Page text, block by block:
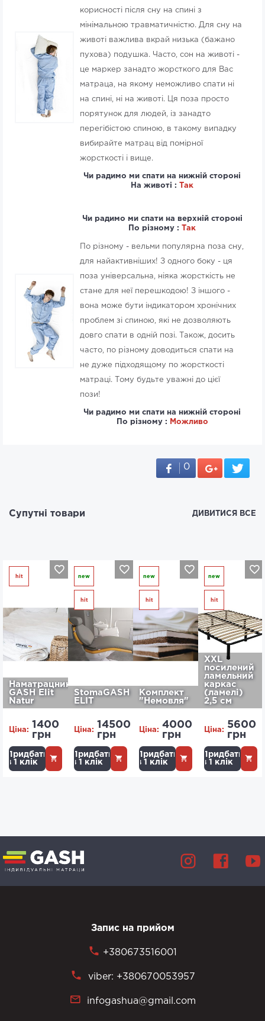
корисності після сну на спині з
мінімальною травматичністю. Для сну на
животі важлива вкрай низька (бажано
пухова) подушка. Часто, сон на животі -
це маркер занадто жорсткого для Вас
матраца, на якому неможливо спати ні
на спині, ні на животі. Ця поза просто
порятунок для людей, із занадто
перегібістою спиною, в такому випадку
вибирайте матрац від помірної
жорсткості і вище.
Чи радимо ми спати на нижній стороні
На животі :
Так
Чи радимо ми спати на верхній стороні
По різному :
Так
По різному - вельми популярна поза сну,
для найактивніших! З одного боку - ця
поза універсальна, ніяка жорсткість не
стане для неї перешкодою! З іншого -
вона може бути індикатором хронічних
проблем зі спиною, які не дозволяють
довго спати в одній позі. Також, досить
часто, по різному доводиться спати на
не дуже підходящому по жорсткості
матраці. Тому будьте уважні до цієї
пози!
Чи радимо ми спати на нижній стороні
По різному :
Можливо
0
Супутні товари ДИВИТИСЯ ВСЕ
hit
Наматрацник
GASH Elit
Natur
Ціна:
1400
грн
Придбати
в 1 клік
new
hit
StomaGASH
ELIT
Ціна:
14500
грн
Придбати
в 1 клік
new
hit
Комплект
"Немовля"
Ціна:
4000
грн
Придбати
в 1 клік
new
hit
XXL
посилений
ламельний
каркас
(ламелі)
2,5 см
Ціна:
5600
грн
Придбати
в 1 клік
Запис на прийом
+380673516001
viber: +380670053957
infogashua@gmail.com